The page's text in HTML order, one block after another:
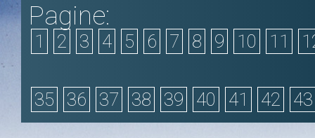
Pagine:
1 2 3 4 5 6 7 8 9 10 11
35 36 37 38 39 40 41 42 43